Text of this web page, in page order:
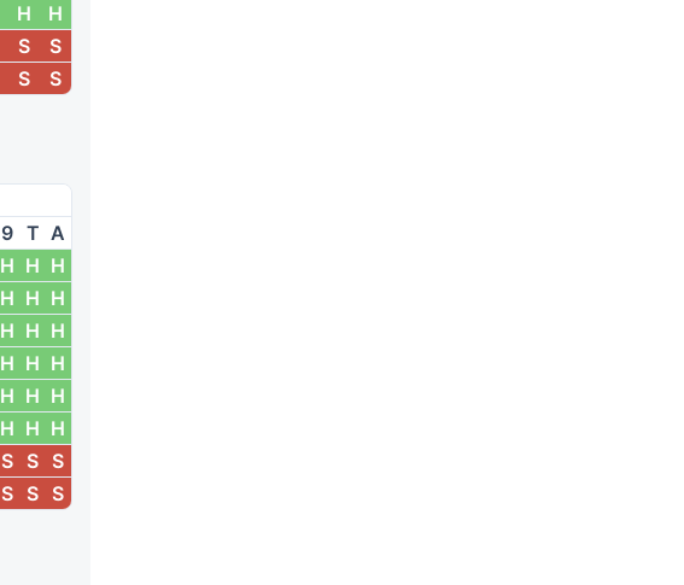
H
H
S
S
S S
9 T A
H H H
H H H
H H H
H H H
H H H
H H H
S S S
S S S